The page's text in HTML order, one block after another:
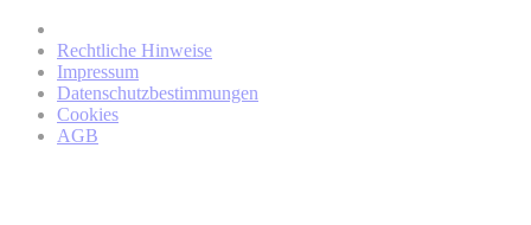
von BMW
Rechtliche Hinweise
Impressum
Datenschutzbestimmungen
Cookies
AGB